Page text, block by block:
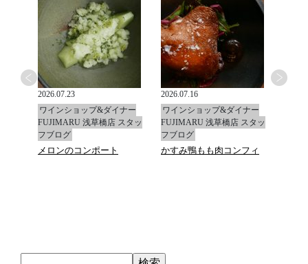
2026.07.23
ワインショップ&ダイナー
FUJIMARU 浅草橋店 スタッ
フブログ
メロンのコンポート
2026.07.16
ワインショップ&ダイナー
FUJIMARU 浅草橋店 スタッ
フブログ
かすみ鴨もも肉コンフィ